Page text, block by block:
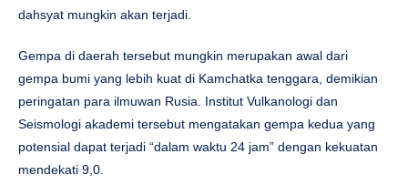
dahsyat mungkin akan terjadi.
Gempa di daerah tersebut mungkin merupakan awal dari
gempa bumi yang lebih kuat di Kamchatka tenggara, demikian
peringatan para ilmuwan Rusia. Institut Vulkanologi dan
Seismologi akademi tersebut mengatakan gempa kedua yang
potensial dapat terjadi “dalam waktu 24 jam” dengan kekuatan
mendekati 9,0.